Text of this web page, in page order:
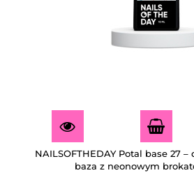
NAILSOFTHEDAY Potal base 27
baza z neonowym